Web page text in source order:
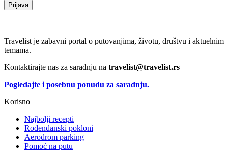
Prijava
Travelist je zabavni portal o putovanjima, životu, društvu i aktuelnim
temama.
Kontaktirajte nas za saradnju na travelist@travelist.rs
Pogledajte i posebnu ponudu za saradnju.
Korisno
Najbolji recepti
Rođendanski pokloni
Aerodrom parking
Pomoć na putu